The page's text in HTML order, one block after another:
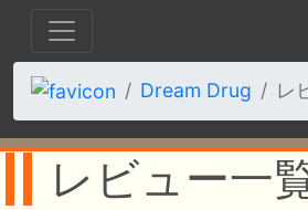
Dream Drug レ
レビュー一